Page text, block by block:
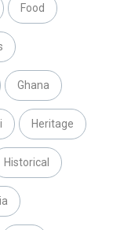
Food
Ghana
Heritage
Historical